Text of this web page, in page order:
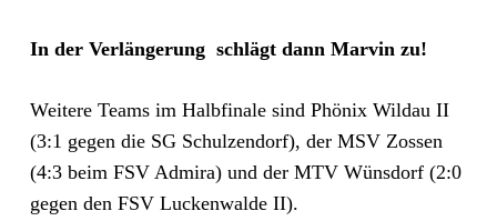
In der Verlängerung schlägt dann Marvin zu!
Weitere Teams im Halbfinale sind Phönix Wildau II
(3:1 gegen die SG Schulzendorf), der MSV Zossen
(4:3 beim FSV Admira) und der MTV Wünsdorf (2:0
gegen den FSV Luckenwalde II).